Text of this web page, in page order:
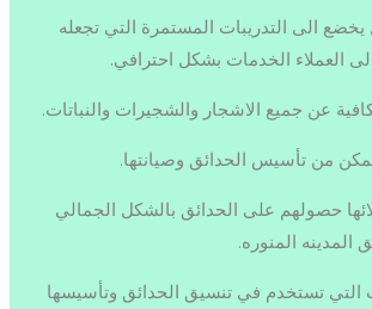
الى التدريبات المستمرة التي تجعله
العملاء الخدمات بشكل احترافي.
عن جميع الاشجار والشجيرات والنباتات.
من تأسيس الحدائق وصيانتها.
حصولهم على الحدائق بالشكل الجمالي
المدينه المنوره.
التي تستخدم في تنسيق الحدائق وتأسيسها